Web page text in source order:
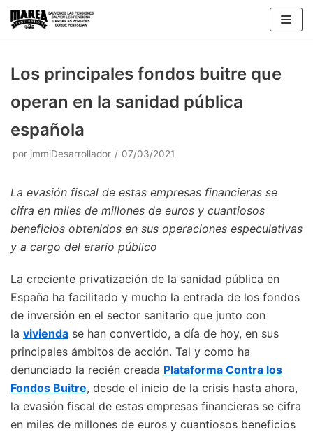
Saltar
Los principales fondos buitre que
operan en la sanidad pública
española
por jmmiDesarrollador 07/03/2021
La evasión fiscal de estas empresas financieras se
cifra en miles de millones de euros y cuantiosos
beneficios obtenidos en sus operaciones especulativas
y a cargo del erario público
La creciente privatización de la sanidad pública en
España ha facilitado y mucho la entrada de los fondos
de inversión en el sector sanitario que junto con
la vivienda se han convertido, a día de hoy, en sus
principales ámbitos de acción. Tal y como ha
denunciado la recién creada Plataforma Contra los
Fondos Buitre, desde el inicio de la crisis hasta ahora,
la evasión fiscal de estas empresas financieras se cifra
en miles de millones de euros y cuantiosos beneficios